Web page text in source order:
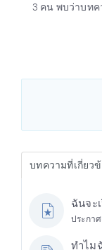
3 คน พบว่าบท
บทความที่เกี่ยวข้
ฉันจะ
ประกา
ทำไม